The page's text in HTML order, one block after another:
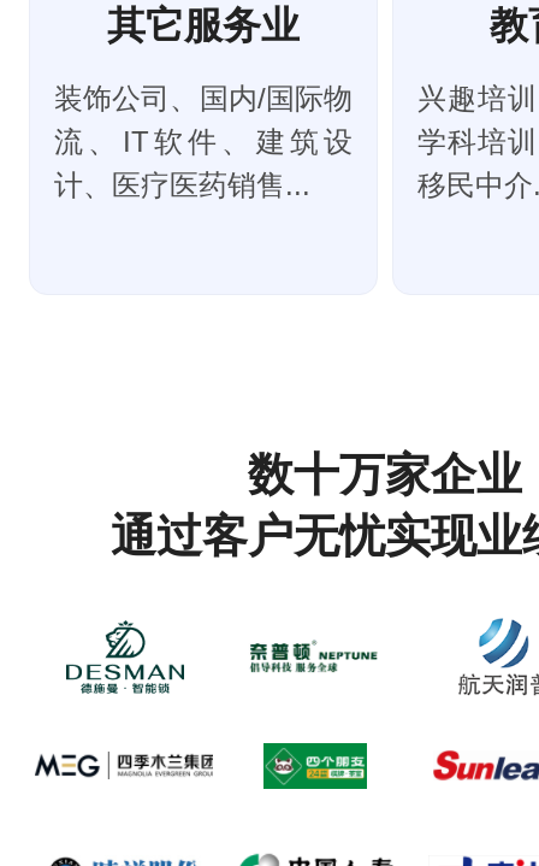
其它服务业
装饰公司、国内/国际物
流、IT软件、建筑设
计、医疗医药销售...
教
兴趣培
学科培
移民中
数十万家企业
通过客户无忧实现业